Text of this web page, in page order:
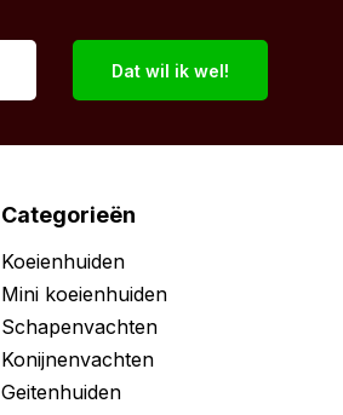
Dat wil ik wel!
Categorieën
Koeienhuiden
Mini koeienhuiden
Schapenvachten
Konijnenvachten
Geitenhuiden